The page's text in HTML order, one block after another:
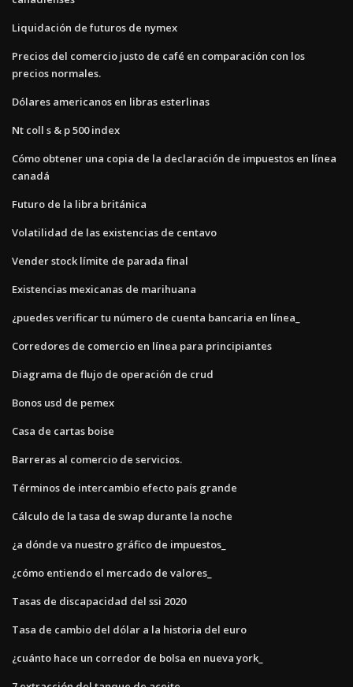
Liquidación de futuros de nymex
Precios del comercio justo de café en comparación con los
precios normales.
Dólares americanos en libras esterlinas
Nt coll s & p 500 index
Cómo obtener una copia de la declaración de impuestos en línea
canadá
Futuro de la libra británica
Volatilidad de las existencias de centavo
Vender stock límite de parada final
Existencias mexicanas de marihuana
¿puedes verificar tu número de cuenta bancaria en línea_
Corredores de comercio en línea para principiantes
Diagrama de flujo de operación de crud
Bonos usd de pemex
Casa de cartas boise
Barreras al comercio de servicios.
Términos de intercambio efecto país grande
Cálculo de la tasa de swap durante la noche
¿a dónde va nuestro gráfico de impuestos_
¿cómo entiendo el mercado de valores_
Tasas de discapacidad del ssi 2020
Tasa de cambio del dólar a la historia del euro
¿cuánto hace un corredor de bolsa en nueva york_